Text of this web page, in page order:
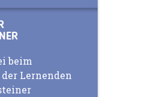
beim
Lernenden